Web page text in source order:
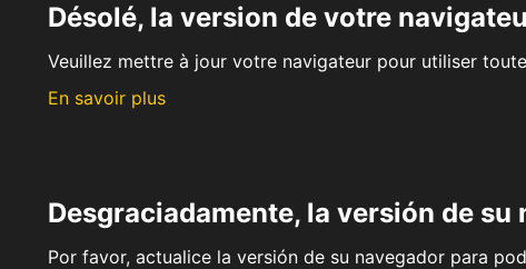
Désolé, la version de votre
Veuillez mettre à jour votre navigateur pour utiliser
En savoir plus
Desgraciadamente, la versión de su
Por favor, actualice la versión de su navegador para